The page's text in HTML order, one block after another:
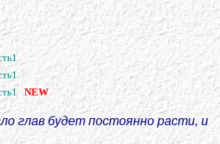
NEW
глав будет постоянно расти, и